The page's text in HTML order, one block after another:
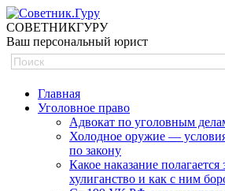
СОВЕТНИКГУРУ
Ваш персональный юрист
Главная
Уголовное право
Адвокат по уголовным
Холодное оружие —
по закону
Какое наказание полагается
хулиганство и как с ним